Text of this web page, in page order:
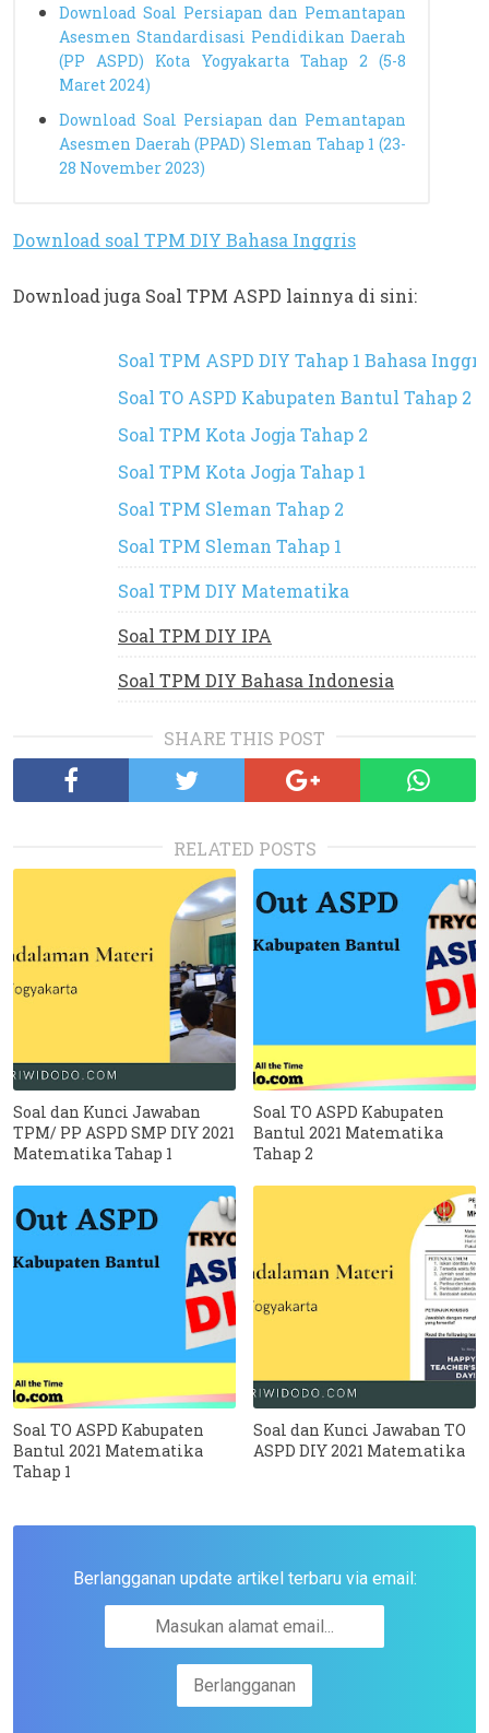
Download Soal Persiapan dan Pemantapan
Asesmen Standardisasi Pendidikan Daerah
(PP ASPD) Kota Yogyakarta Tahap 2 (5-8
Maret 2024)
Download Soal Persiapan dan Pemantapan
Asesmen Daerah (PPAD) Sleman Tahap 1 (23-
28 November 2023)
Download soal TPM DIY Bahasa Inggris
Download juga Soal TPM ASPD lainnya di sini:
Soal TPM ASPD DIY Tahap 1 Bahasa
Soal TO ASPD Kabupaten Bantul Tahap 2
Soal TPM Kota Jogja Tahap 2
Soal TPM Kota Jogja Tahap 1
Soal TPM Sleman Tahap 2
Soal TPM Sleman Tahap 1
Soal TPM DIY Matematika
Soal TPM DIY IPA
Soal TPM DIY Bahasa Indonesia
SHARE THIS POST
RELATED POSTS
Soal dan Kunci Jawaban
TPM/ PP ASPD SMP DIY 2021
Matematika Tahap 1
Soal TO ASPD Kabupaten
Bantul 2021 Matematika
Tahap 2
Soal TO ASPD Kabupaten
Bantul 2021 Matematika
Tahap 1
Soal dan Kunci Jawaban TO
ASPD DIY 2021 Matematika
Berlangganan update artikel terbaru via email: